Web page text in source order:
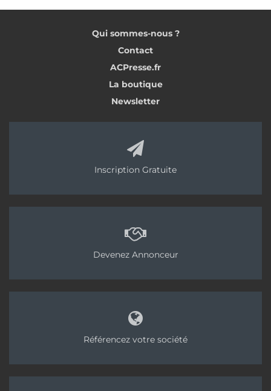
Qui sommes-nous ?
Contact
ACPresse.fr
La boutique
Newsletter
Inscription Gratuite
Devenez Annonceur
Référencez votre société